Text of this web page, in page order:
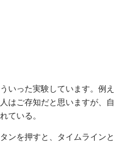
いった実験しています。例え
はご存知だと思いますが、自
ている。
ンを押すと、タイムラインと